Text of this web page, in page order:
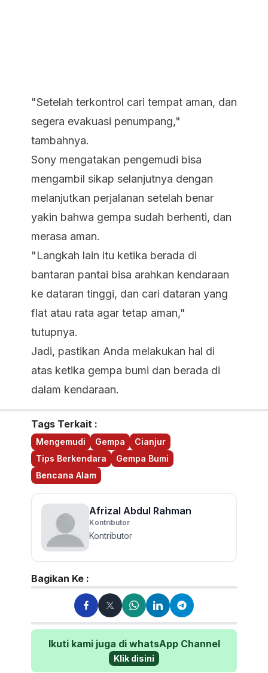
"Setelah terkontrol cari tempat aman, dan
segera evakuasi penumpang,"
tambahnya.
Sony mengatakan pengemudi bisa
mengambil sikap selanjutnya dengan
melanjutkan perjalanan setelah benar
yakin bahwa gempa sudah berhenti, dan
merasa aman.
"Langkah lain itu ketika berada di
bantaran pantai bisa arahkan kendaraan
ke dataran tinggi, dan cari dataran yang
flat atau rata agar tetap aman,"
tutupnya.
Jadi, pastikan Anda melakukan hal di
atas ketika gempa bumi dan berada di
dalam kendaraan.
Tags Terkait :
Mengemudi Gempa
Cianjur
Tips Berkendara
Gempa Bumi
Bencana Alam
Afrizal Abdul Rahman
Kontributor
Kontributor
Bagikan Ke :
Ikuti kami juga di whatsApp Channel
Klik disini